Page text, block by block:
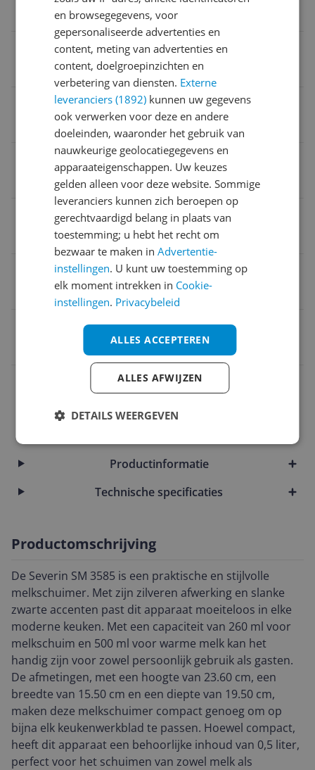
Bereidingen
Warm melkschuim
Automatisch uitschakelen
Automatisch uitschakelen
Materiaal
Roestvrijstaal
Capaciteit verwarmen
4008146033209
Bijgeleverde accessoires en toebehoren
Productinformatie
Technische specificaties
Productomschrijving
De Severin SM 3585 is een praktische en stijlvolle
melkschuimer. Met zijn zilveren afwerking en slanke
zwarte accenten past dit apparaat moeiteloos in elke
moderne keuken. Met een capaciteit van 260 ml voor
melkschuim en 500 ml voor warme melk kan het
handig zijn voor zowel persoonlijk gebruik als gasten.
De afmetingen, met een hoogte van 23.60 cm, een
breedte van 15.50 cm en een diepte van 19.50 cm,
maken deze melkschuimer compact genoeg om op
bijna elk keukenwerkblad te passen. Hoewel compact,
heeft dit apparaat een behoorlijke inhoud van 0,5 liter,
perfect voor het schuimen van zowel melk als
en browsegegevens, voor
gepersonaliseerde advertenties en
content, meting van advertenties en
content, doelgroepinzichten en
verbetering van diensten. Externe
leveranciers (1892) kunnen uw gegevens
ook verwerken voor deze en andere
doeleinden, waaronder het gebruik van
nauwkeurige geolocatiegegevens en
apparaateigenschappen. Uw keuzes
gelden alleen voor deze website. Sommige
leveranciers kunnen zich beroepen op
gerechtvaardigd belang in plaats van
toestemming; u hebt het recht om
bezwaar te maken inAdvertentie-
instellingen. U kunt uw toestemming op
elk moment intrekken in Cookie-
instellingen. Privacybeleid
ALLES ACCEPTEREN
ALLES AFWIJZEN
DETAILS WEERGEVEN